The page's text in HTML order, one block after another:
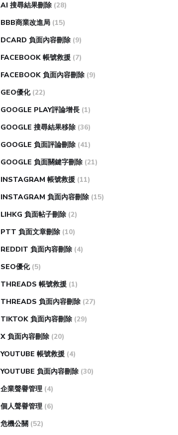
AI 搜尋結果刪除 (28)
BBB商業改進局 (15)
DCARD 負面內容刪除 (9)
FACEBOOK 帳號救援 (7)
FACEBOOK 負面內容刪除 (9)
GEO優化 (22)
GOOGLE PLAY評論增長 (1)
GOOGLE 搜尋結果移除 (36)
GOOGLE 負面評論刪除 (41)
GOOGLE 負面關鍵字刪除 (21)
INSTAGRAM 帳號救援 (11)
INSTAGRAM 負面內容刪除 (15)
LIHKG 負面帖子刪除 (2)
PTT 負面文章刪除 (10)
REDDIT 負面內容刪除 (4)
SEO優化 (5)
THREADS 帳號救援 (1)
THREADS 負面內容刪除 (27)
TIKTOK 負面內容刪除 (29)
X 負面內容刪除 (20)
YOUTUBE 帳號救援 (4)
YOUTUBE 負面內容刪除 (30)
企業聲譽管理 (4)
個人聲譽管理 (6)
危機公關 (52)